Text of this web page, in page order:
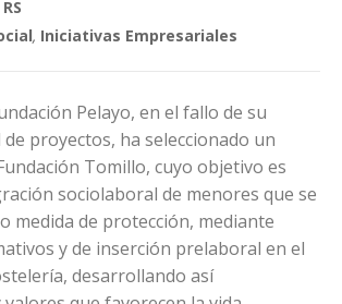
, Iniciativas Empresariales
Pelayo, en el fallo de su
proyectos, ha seleccionado un
Tomillo, cuyo objetivo es
sociolaboral de menores que se
medida de protección, mediante
y de inserción prelaboral en el
desarrollando así